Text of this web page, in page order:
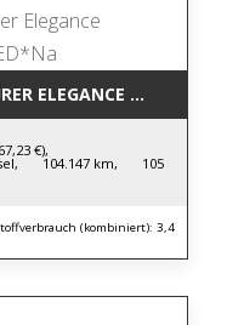
ELEGANCE
€),
104.147 km, 105
(kombiniert): 3,4